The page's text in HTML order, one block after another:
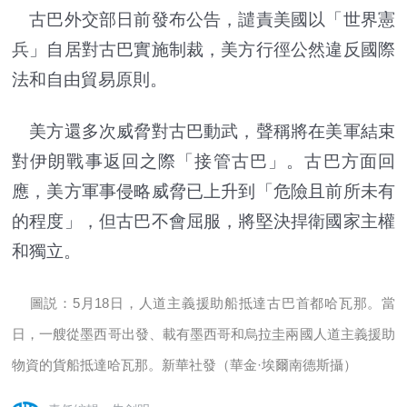
古巴外交部日前發布公告，譴責美國以「世界憲
兵」自居對古巴實施制裁，美方行徑公然違反國際
法和自由貿易原則。
美方還多次威脅對古巴動武，聲稱將在美軍結束
對伊朗戰事返回之際「接管古巴」。古巴方面回
應，美方軍事侵略威脅已上升到「危險且前所未有
的程度」，但古巴不會屈服，將堅決捍衛國家主權
和獨立。
圖説：5月18日，人道主義援助船抵達古巴首都哈瓦那。當
日，一艘從墨西哥出發、載有墨西哥和烏拉圭兩國人道主義援助
物資的貨船抵達哈瓦那。新華社發（華金·埃爾南德斯攝）